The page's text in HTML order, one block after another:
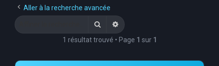
Aller à la recherche avancée
RechercherRecherche avancée
1 résultat trouvé • Page 1 sur 1